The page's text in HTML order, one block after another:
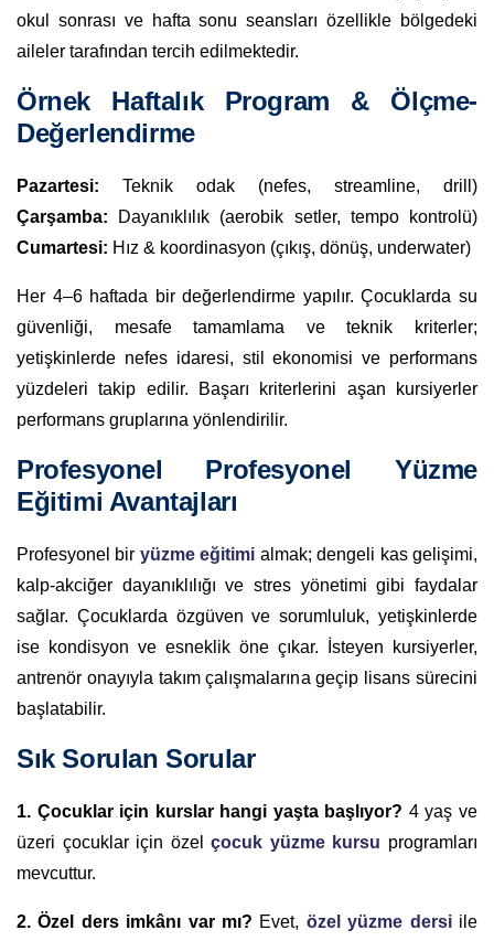
okul sonrası ve hafta sonu seansları özellikle bölgedeki
aileler tarafından tercih edilmektedir.
Örnek Haftalık Program & Ölçme-
Değerlendirme
Pazartesi: Teknik odak (nefes, streamline, drill)
Çarşamba: Dayanıklılık (aerobik setler, tempo kontrolü)
Cumartesi: Hız & koordinasyon (çıkış, dönüş, underwater)
Her 4–6 haftada bir değerlendirme yapılır. Çocuklarda su
güvenliği, mesafe tamamlama ve teknik kriterler;
yetişkinlerde nefes idaresi, stil ekonomisi ve performans
yüzdeleri takip edilir. Başarı kriterlerini aşan kursiyerler
performans gruplarına yönlendirilir.
Profesyonel Profesyonel Yüzme
Eğitimi Avantajları
Profesyonel bir yüzme eğitimi almak; dengeli kas gelişimi,
kalp-akciğer dayanıklılığı ve stres yönetimi gibi faydalar
sağlar. Çocuklarda özgüven ve sorumluluk, yetişkinlerde
ise kondisyon ve esneklik öne çıkar. İsteyen kursiyerler,
antrenör onayıyla takım çalışmalarına geçip lisans sürecini
başlatabilir.
Sık Sorulan Sorular
1. Çocuklar için kurslar hangi yaşta başlıyor? 4 yaş ve
üzeri çocuklar için özelçocuk yüzme kursu programları
mevcuttur.
2. Özel ders imkânı var mı? Evet, özel yüzme dersiile